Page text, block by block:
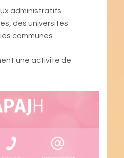
administratifs
des universités
communes
une activité de